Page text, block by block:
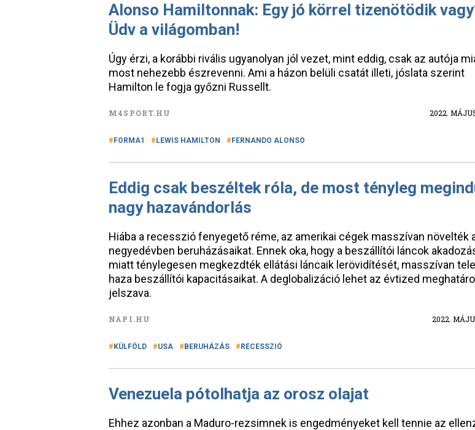
Alonso Hamiltonnak: Egy jó körrel tizenötödik
Üdv a világomban!
Úgy érzi, a korábbi rivális ugyanolyan jól vezet, mint eddig, csak az autója
most nehezebb észrevenni. Ami a házon belüli csatát illeti, jóslata szerint
Hamilton le fogja győzni Russellt.
M4SPORT.HU 2022.
FORMA1 LEWIS HAMILTON FERNANDO ALONSO
Eddig csak beszéltek róla, de most tényleg
nagy hazavándorlás
Hiába a recesszió fenyegető réme, az amerikai cégek masszívan növelték
negyedévben beruházásaikat. Ennek oka, hogy a beszállítói láncok
miatt ténylegesen megkezdték ellátási láncaik lerövidítését, masszívan
haza beszállítói kapacitásaikat. A deglobalizáció lehet az évtized
jelszava.
NAPI.HU 2022.
KÜLFÖLD USA BERUHÁZÁS RECESSZIÓ
Venezuela pótolhatja az orosz olajat
Ehhez azonban a Maduro-rezsimnek is engedményeket kell tennie az